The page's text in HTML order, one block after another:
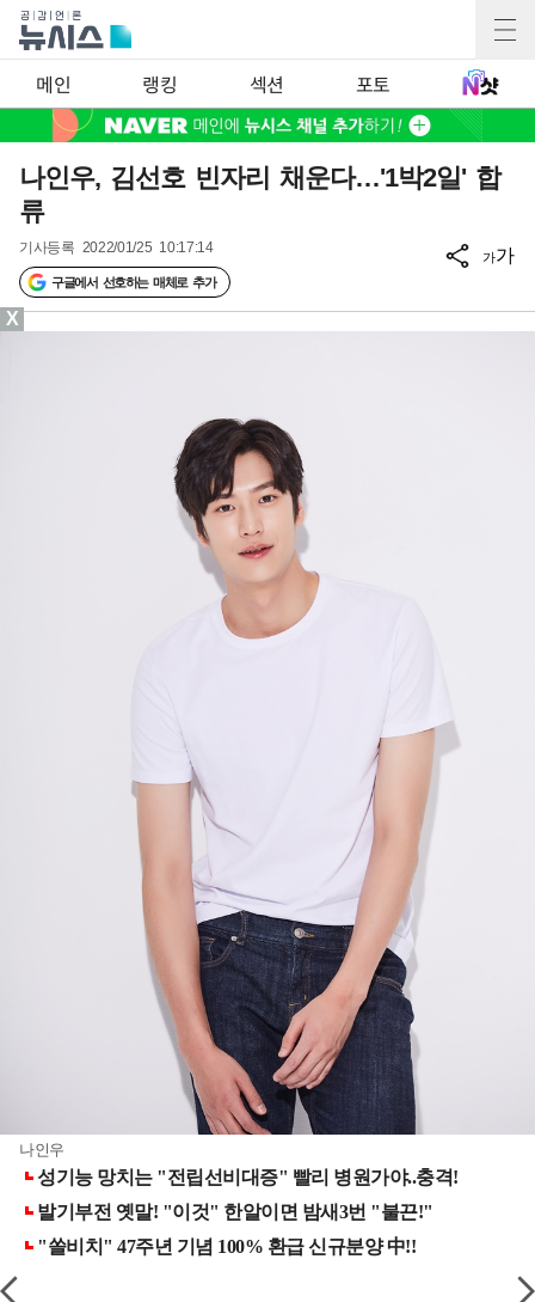
메인 랭킹 섹션 포토
나인우, 김선호 빈자리 채운다…'1박2일' 합
류
기사등록 2022/01/25 10:17:14
구글에서 선호하는 매체로 추가
가가
나인우
X